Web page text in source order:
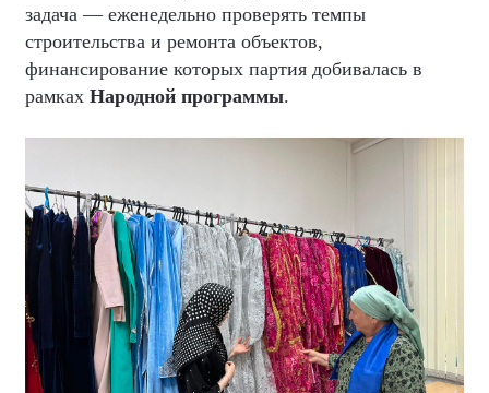
задача — еженедельно проверять темпы
строительства и ремонта объектов,
финансирование которых партия добивалась в
рамках Народной программы.